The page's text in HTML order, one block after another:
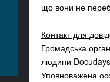
що вони не
Контакт для
Громадська
людини
Уповноважена